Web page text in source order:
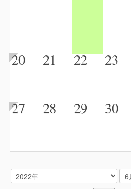
20 21 22 23
27 28 29 30